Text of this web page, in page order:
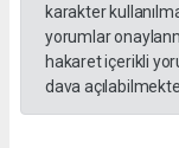
karakter
yorumlar
hakaret içerikli
dava